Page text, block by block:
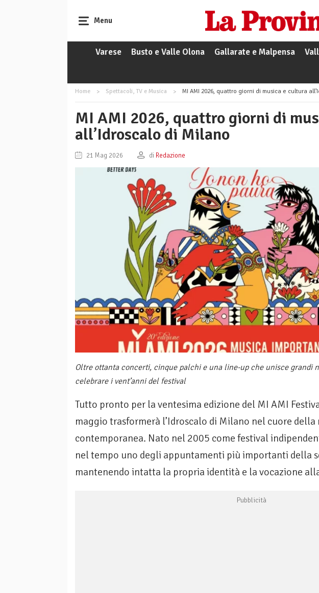
Menu
Varese Busto e Valle Olona Gallarate e Malpensa
Home Spettacoli, TV e Musica MI AMI 2026, quattro giorni di musica e cultura
MI AMI 2026, quattro giorni di
all’Idroscalo di Milano
21 Mag 2026 di Redazione
Oltre ottanta concerti, cinque palchi e una line-up che unisce grandi
celebrare i vent’anni del festival
Tutto pronto per la ventesima edizione del MI AMI
maggio trasformerà l’Idroscalo di Milano nel cuore
contemporanea. Nato nel 2005 come festival
nel tempo uno degli appuntamenti più importanti della
mantenendo intatta la propria identità e la vocazione